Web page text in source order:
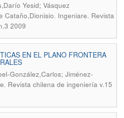
Yesid; Vásquez
Cataño,Dionisio. Ingeniare. Revista
2009
EN EL PLANO FRONTERA
González,Carlos; Jiménez-
Revista chilena de ingeniería v.15